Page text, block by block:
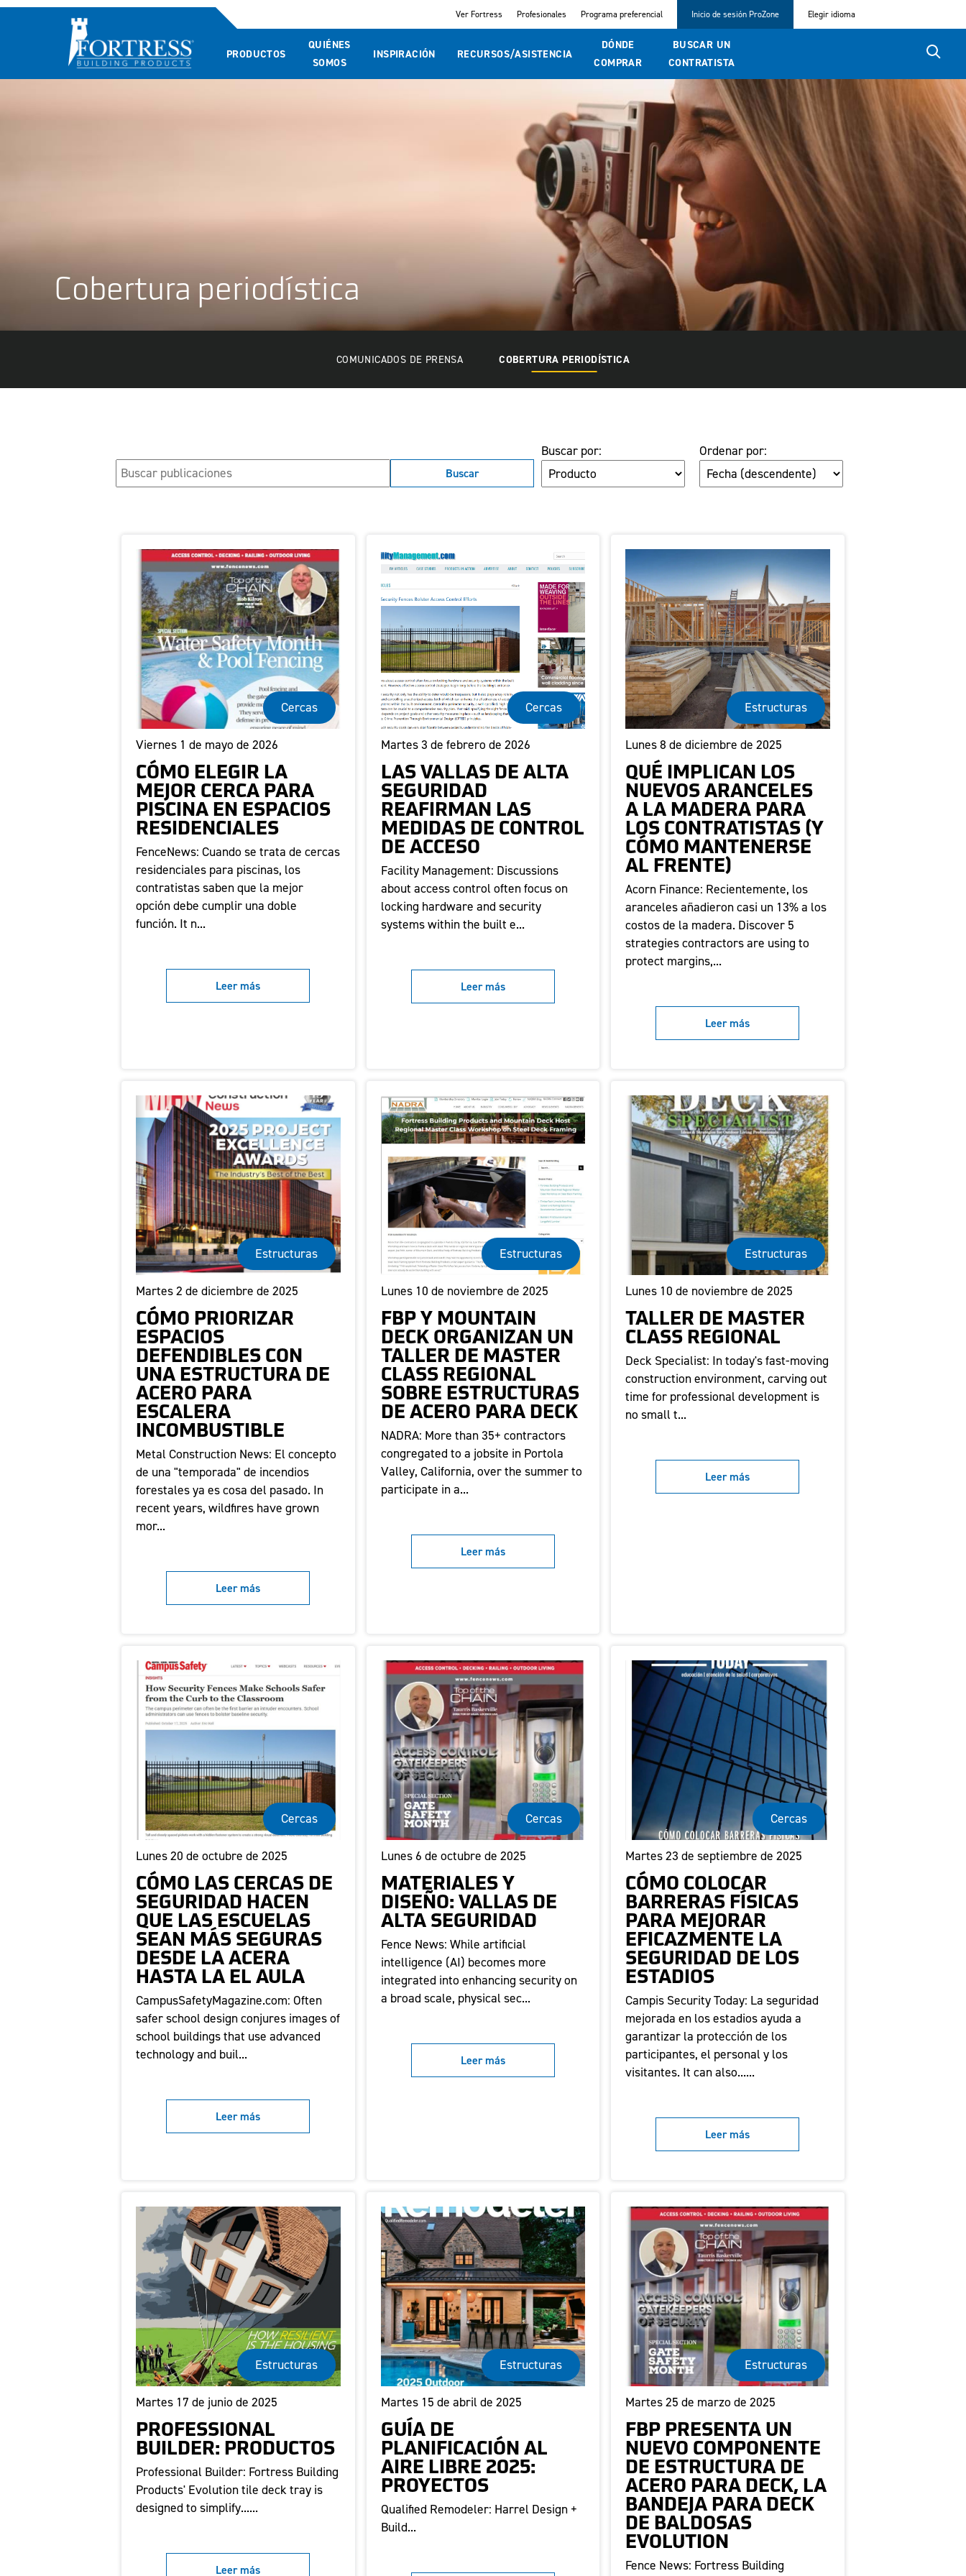
Ver Fortress Profesionales Programa preferencial Inicio de sesión ProZone Elegir idioma
PRODUCTOS
QUIÉNES
SOMOS
INSPIRACIÓN RECURSOS/ASISTENCIA
DÓNDE
COMPRAR
BUSCAR UN
CONTRATISTA
Cobertura periodística
COMUNICADOS DE PRENSA COBERTURA PERIODÍSTICA
Buscar por: Ordenar por:
Cercas
Viernes 1 de mayo de 2026
CÓMO ELEGIR LA
MEJOR CERCA PARA
PISCINA EN ESPACIOS
RESIDENCIALES
FenceNews: Cuando se trata de cercas
residenciales para piscinas, los
contratistas saben que la mejor
opción debe cumplir una doble
función. It n...
Leer más
Cercas
Martes 3 de febrero de 2026
LAS VALLAS DE ALTA
SEGURIDAD
REAFIRMAN LAS
MEDIDAS DE CONTROL
DE ACCESO
Facility Management: Discussions
about access control often focus on
locking hardware and security
systems within the built e...
Leer más
Estructuras
Lunes 8 de diciembre de 2025
QUÉ IMPLICAN LOS
NUEVOS ARANCELES
A LA MADERA PARA
LOS CONTRATISTAS (Y
CÓMO MANTENERSE
AL FRENTE)
Acorn Finance: Recientemente, los
aranceles añadieron casi un 13% a los
costos de la madera. Discover 5
strategies contractors are using to
protect margins,...
Leer más
Estructuras
Martes 2 de diciembre de 2025
CÓMO PRIORIZAR
ESPACIOS
DEFENDIBLES CON
UNA ESTRUCTURA DE
ACERO PARA
ESCALERA
INCOMBUSTIBLE
Metal Construction News: El concepto
de una "temporada" de incendios
forestales ya es cosa del pasado. In
recent years, wildfires have grown
mor...
Leer más
Estructuras
Lunes 10 de noviembre de 2025
FBP Y MOUNTAIN
DECK ORGANIZAN UN
TALLER DE MASTER
CLASS REGIONAL
SOBRE ESTRUCTURAS
DE ACERO PARA DECK
NADRA: More than 35+ contractors
congregated to a jobsite in Portola
Valley, California, over the summer to
participate in a...
Leer más
Estructuras
Lunes 10 de noviembre de 2025
TALLER DE MASTER
CLASS REGIONAL
Deck Specialist: In today's fast-moving
construction environment, carving out
time for professional development is
no small t...
Leer más
Cercas
Lunes 20 de octubre de 2025
CÓMO LAS CERCAS DE
SEGURIDAD HACEN
QUE LAS ESCUELAS
SEAN MÁS SEGURAS
DESDE LA ACERA
HASTA LA EL AULA
CampusSafetyMagazine.com: Often
safer school design conjures images of
school buildings that use advanced
technology and buil...
Leer más
Cercas
Lunes 6 de octubre de 2025
MATERIALES Y
DISEÑO: VALLAS DE
ALTA SEGURIDAD
Fence News: While artificial
intelligence (AI) becomes more
integrated into enhancing security on
a broad scale, physical sec...
Leer más
Cercas
Martes 23 de septiembre de 2025
CÓMO COLOCAR
BARRERAS FÍSICAS
PARA MEJORAR
EFICAZMENTE LA
SEGURIDAD DE LOS
ESTADIOS
Campis Security Today: La seguridad
mejorada en los estadios ayuda a
garantizar la protección de los
participantes, el personal y los
visitantes. It can also......
Leer más
Estructuras
Martes 17 de junio de 2025
PROFESSIONAL
BUILDER: PRODUCTOS
Professional Builder: Fortress Building
Products' Evolution tile deck tray is
designed to simplify......
Leer más
Estructuras
Martes 15 de abril de 2025
GUÍA DE
PLANIFICACIÓN AL
AIRE LIBRE 2025:
PROYECTOS
Qualified Remodeler: Harrel Design +
Build...
Estructuras
Martes 25 de marzo de 2025
FBP PRESENTA UN
NUEVO COMPONENTE
DE ESTRUCTURA DE
ACERO PARA DECK, LA
BANDEJA PARA DECK
DE BALDOSAS
EVOLUTION
Fence News: Fortress Building